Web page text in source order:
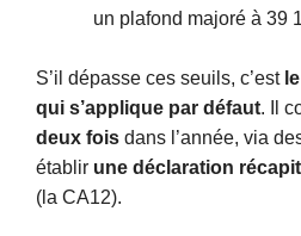
un plafond majoré à 39
S’il dépasse ces seuils, c’est
qui s’applique par défaut. Il
deux fois dans l’année, via
établir une déclaration
(la CA12).